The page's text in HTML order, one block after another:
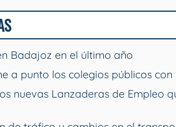
Badajoz en el último año
a punto los colegios públicos
nuevas Lanzaderas de